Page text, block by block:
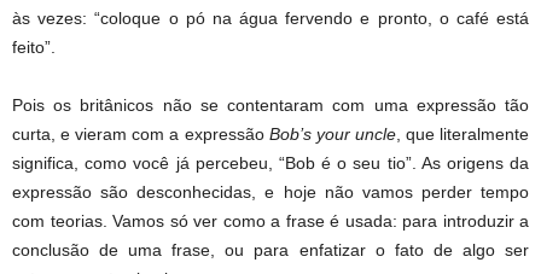
às vezes: “coloque o pó na água fervendo e pronto, o café está
feito”.
Pois os britânicos não se contentaram com uma expressão tão
curta, e vieram com a expressão Bob’s your uncle, que literalmente
significa, como você já percebeu, “Bob é o seu tio”. As origens da
expressão são desconhecidas, e hoje não vamos perder tempo
com teorias. Vamos só ver como a frase é usada: para introduzir a
conclusão de uma frase, ou para enfatizar o fato de algo ser